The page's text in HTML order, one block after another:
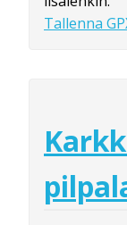
Tallenna